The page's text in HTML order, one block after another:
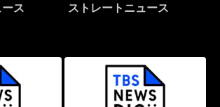
ス ストレートニュース